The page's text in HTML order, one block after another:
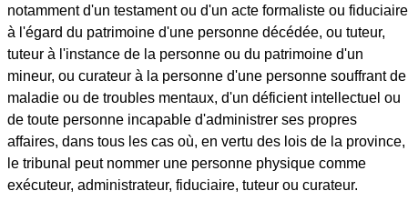
notamment d'un testament ou d'un acte formaliste ou fiduciaire
à l'égard du patrimoine d'une personne décédée, ou tuteur,
tuteur à l'instance de la personne ou du patrimoine d'un
mineur, ou curateur à la personne d'une personne souffrant de
maladie ou de troubles mentaux, d'un déficient intellectuel ou
de toute personne incapable d'administrer ses propres
affaires, dans tous les cas où, en vertu des lois de la province,
le tribunal peut nommer une personne physique comme
exécuteur, administrateur, fiduciaire, tuteur ou curateur.